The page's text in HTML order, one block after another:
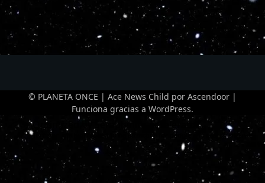
© PLANETA ONCE | Ace News Child por Ascendoor |
Funciona gracias a WordPress.
Optimized by Seraphinite Accelerator
Turns on site high speed to be attractive for people and search engines.